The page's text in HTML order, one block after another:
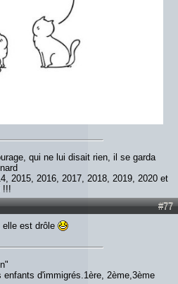
qui ne lui disait rien, il se garda
2015, 2016, 2017, 2018, 2019, 2020 et
!!!
#77
est drôle
d'immigrés.1ère, 2ème,3ème